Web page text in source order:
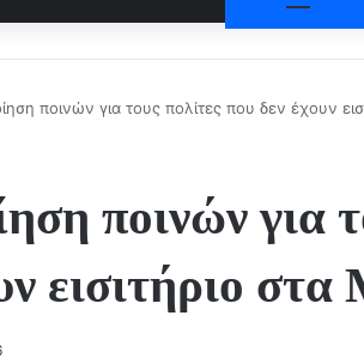
ποινών για τους πολίτες που δεν έχουν
ποινών για
εισιτήριο